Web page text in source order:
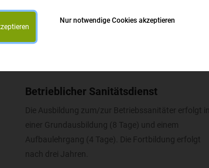
Betrieblicher Sanitätsdienst
Die Ausbildung zum/zur Betriebssanitäter erfolgt in
einer Grundausbildung (8 Tage) und einem
Aufbaulehrgang (4 Tage). Die Fortbildung erfolgt
nach drei Jahren.
Nur notwendige Cookies akzeptieren